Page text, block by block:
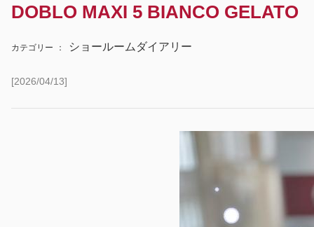
DOBLO MAXI 5 BIANCO GELATO
カテゴリー ： ショールームダイアリー
[2026/04/13]